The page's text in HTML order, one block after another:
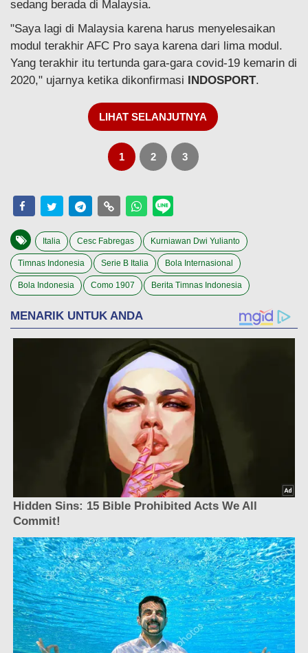
sedang berada di Malaysia.
"Saya lagi di Malaysia karena harus menyelesaikan
modul terakhir AFC Pro saya karena dari lima modul.
Yang terakhir itu tertunda gara-gara covid-19 kemarin di
2020," ujarnya ketika dikonfirmasi INDOSPORT.
LIHAT SELANJUTNYA
1 2 3
Italia Cesc Fabregas Kurniawan Dwi Yulianto
Timnas Indonesia Serie B Italia Bola Internasional
Bola Indonesia Como 1907 Berita Timnas Indonesia